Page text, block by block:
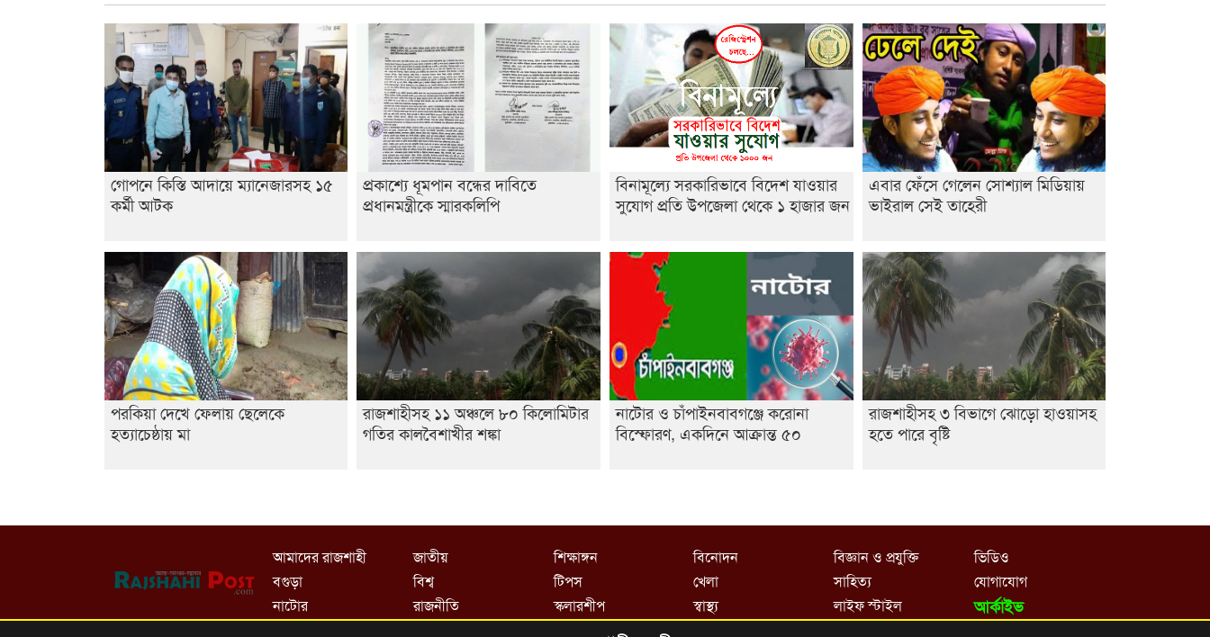
গোপনে কিস্তি আদায়ে ম্যানেজারসহ ১৫
কর্মী আটক
প্রকাশ্যে ধূমপান বন্ধের দাবিতে
প্রধানমন্ত্রীকে স্মারকলিপি
বিনামূল্যে সরকারিভাবে বিদেশ যাওয়ার
সুযোগ প্রতি উপজেলা থেকে ১ হাজার জন
এবার ফেঁসে গেলেন সোশ্যাল মিডিয়ায়
ভাইরাল সেই তাহেরী
পরকিয়া দেখে ফেলায় ছেলেকে
হত্যাচেষ্ঠায় মা
রাজশাহীসহ ১১ অঞ্চলে ৮০ কিলোমিটার
গতির কালবৈশাখীর শঙ্কা
নাটোর ও চাঁপাইনবাবগঞ্জে করোনা
বিস্ফোরণ, একদিনে আক্রান্ত ৫০
রাজশাহীসহ ৩ বিভাগে ঝোড়ো হাওয়াসহ
হতে পারে বৃষ্টি
আমাদের রাজশাহী
বগুড়া
নাটোর
জাতীয়
বিশ্ব
রাজনীতি
শিক্ষাঙ্গন
টিপস
স্কলারশীপ
বিনোদন
খেলা
স্বাস্থ্য
বিজ্ঞান ও প্রযুক্তি
সাহিত্য
লাইফ স্টাইল
ভিডিও
যোগাযোগ
আর্কাইভ